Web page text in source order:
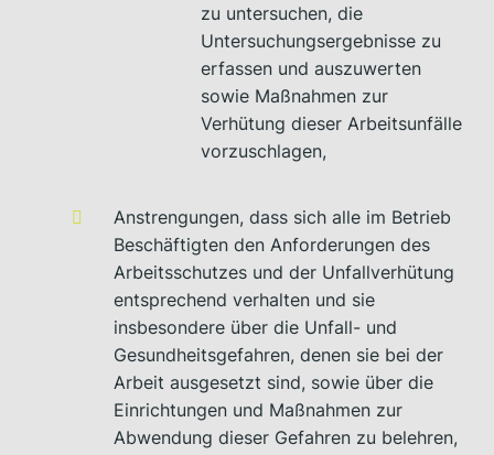
zu untersuchen, die
Untersuchungsergebnisse zu
erfassen und auszuwerten
sowie Maßnahmen zur
Verhütung dieser Arbeitsunfälle
vorzuschlagen,
Anstrengungen, dass sich alle im Betrieb
Beschäftigten den Anforderungen des
Arbeitsschutzes und der Unfallverhütung
entsprechend verhalten und sie
insbesondere über die Unfall- und
Gesundheitsgefahren, denen sie bei der
Arbeit ausgesetzt sind, sowie über die
Einrichtungen und Maßnahmen zur
Abwendung dieser Gefahren zu belehren,